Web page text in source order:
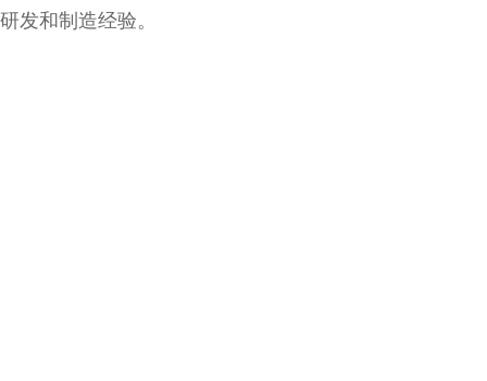
研发和制造经验。